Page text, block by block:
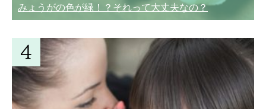
みょうがの色が緑！？それって大丈夫なの？